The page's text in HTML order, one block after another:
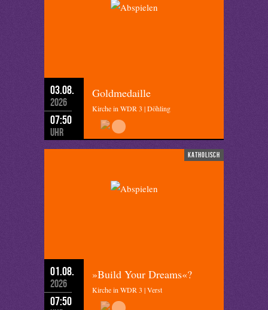
03.08.
2026
07:50
Uhr
Goldmedaille
Kirche in WDR 3 | Döhling
katholisch
01.08.
2026
07:50
»Build Your Dreams«?
Kirche in WDR 3 | Verst